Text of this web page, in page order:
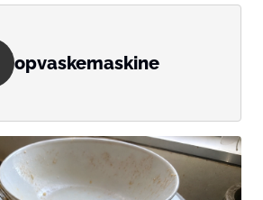
opvaskemaskine